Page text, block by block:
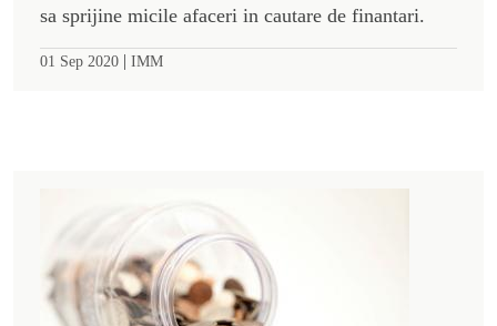
sa sprijine micile afaceri in cautare de finantari.
01 Sep 2020 | IMM